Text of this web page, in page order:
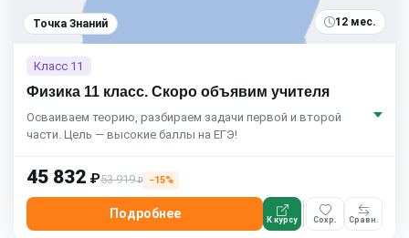
Точка Знаний 12 мес.
Класс 11
Физика 11 класс. Скоро объявим учителя
Осваиваем теорию, разбираем задачи первой и второй
части. Цель — высокие баллы на ЕГЭ!
45 832 ₽53 919₽ −15%
Подробнее К курсу Сохр. Сравн.